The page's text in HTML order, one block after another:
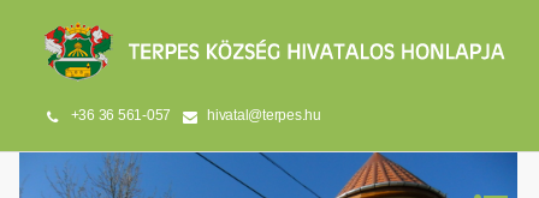
+36 36 561-057 hivatal@terpes.hu